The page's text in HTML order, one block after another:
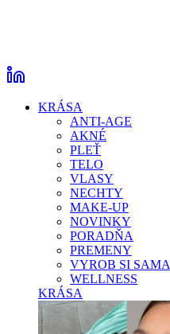
KRÁSA
ANTI-AGE
AKNÉ
PLEŤ
TELO
VLASY
NECHTY
MAKE-UP
NOVINKY
PORADŇA
PREMENY
VYROB SI SAMA
WELLNESS
KRÁSA